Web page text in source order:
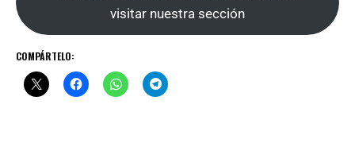
visitar nuestra sección
COMPÁRTELO: